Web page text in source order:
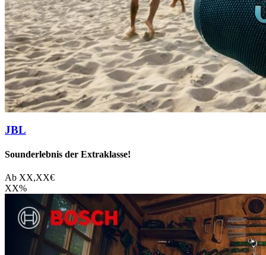
JBL
Sounderlebnis der Extraklasse!
Ab XX,XX€
XX%